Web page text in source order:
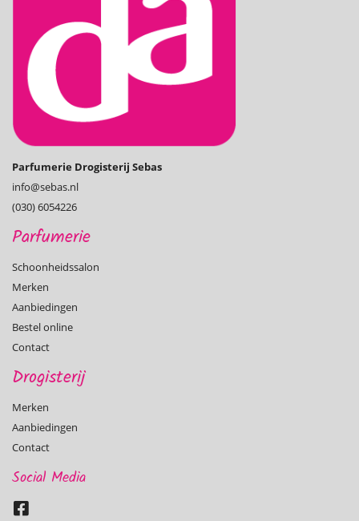
Parfumerie Drogisterij Sebas
info@­sebas.nl
(030) 6054226
Parfumerie
Schoonheidssalon
Merken
Aanbiedingen
Bestel online
Contact
Drogisterij
Merken
Aanbiedingen
Contact
Social Media